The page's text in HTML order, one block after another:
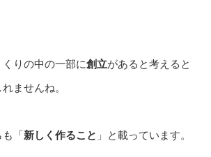
くりの中の一部に創立があると考えると
ませんね。
も「新しく作ること 」と載っています。